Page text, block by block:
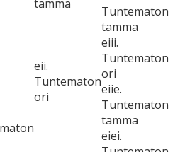
tamma
Tuntematon
tamma
eii.
Tuntematon
ori
eiii.
Tuntematon
ori
eiie.
Tuntematon
tamma
eiei.